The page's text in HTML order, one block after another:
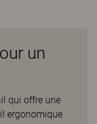
un
qui offre une
ergonomique